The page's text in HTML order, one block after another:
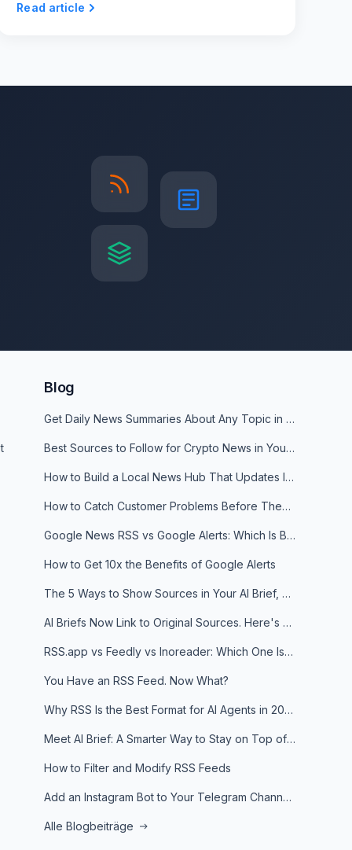
die Quelllinks und Bild-URLs der Beiträge
Read article
Blog
Get Daily News Summaries About Any Topic in Telegram, Discord, Slack, and Email
Best Sources to Follow for Crypto News in Your Reader (2026)
How to Build a Local News Hub That Updates Itself
How to Catch Customer Problems Before They Become Support Tickets
Google News RSS vs Google Alerts: Which Is Better for News Monitoring?
How to Get 10x the Benefits of Google Alerts
The 5 Ways to Show Sources in Your AI Brief, And When to Use Each
AI Briefs Now Link to Original Sources. Here's Why It Matters
RSS.app vs Feedly vs Inoreader: Which One Is Actually Right for You?
You Have an RSS Feed. Now What?
Why RSS Is the Best Format for AI Agents in 2026
Meet AI Brief: A Smarter Way to Stay on Top of Information
How to Filter and Modify RSS Feeds
Add an Instagram Bot to Your Telegram Channel, Group, or Topic
Alle Blogbeiträge